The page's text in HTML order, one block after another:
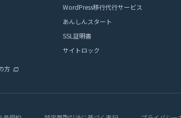
方
WordPress移行代行サービス
あんしんスタート
SSL証明書
サイトロック